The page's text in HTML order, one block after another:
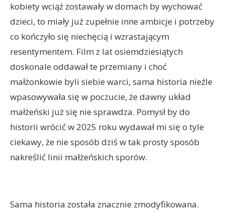
kobiety wciąż zostawały w domach by wychować
dzieci, to miały już zupełnie inne ambicje i potrzeby
co kończyło się niechęcią i wzrastającym
resentymentem. Film z lat osiemdziesiątych
doskonale oddawał te przemiany i choć
małżonkowie byli siebie warci, sama historia nieźle
wpasowywała się w poczucie, że dawny układ
małżeński już się nie sprawdza. Pomysł by do
historii wrócić w 2025 roku wydawał mi się o tyle
ciekawy, że nie sposób dziś w tak prosty sposób
nakreślić linii małżeńskich sporów.
Sama historia została znacznie zmodyfikowana.